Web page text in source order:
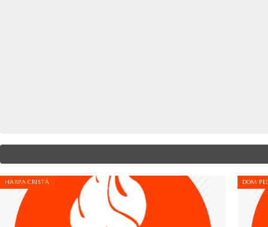
HARPA CRISTÃ DOM